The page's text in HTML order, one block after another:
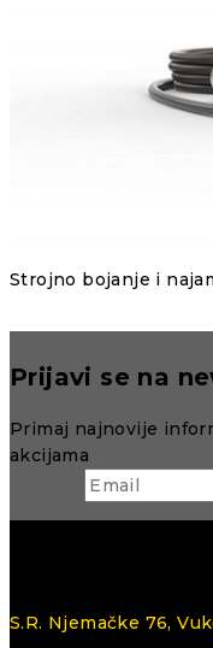
Strojno bojanje i
Prijavi se na
Primaj najnovije
akcijama
S.R. Njemačke 76,